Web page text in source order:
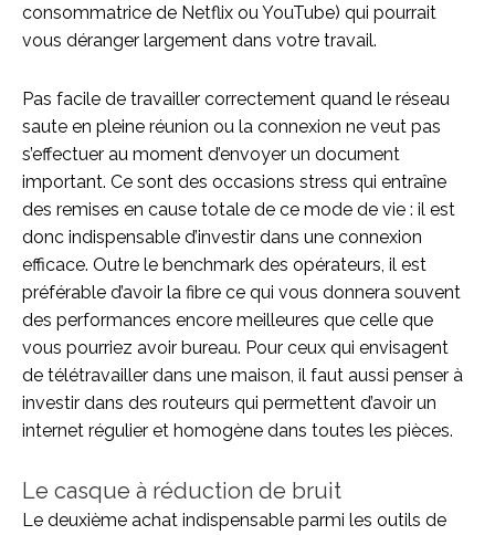
consommatrice de Netflix ou YouTube) qui pourrait
vous déranger largement dans votre travail.
Pas facile de travailler correctement quand le réseau
saute en pleine réunion ou la connexion ne veut pas
s’effectuer au moment d’envoyer un document
important. Ce sont des occasions stress qui entraîne
des remises en cause totale de ce mode de vie : il est
donc indispensable d’investir dans une connexion
efficace. Outre le benchmark des opérateurs, il est
préférable d’avoir la fibre ce qui vous donnera souvent
des performances encore meilleures que celle que
vous pourriez avoir bureau. Pour ceux qui envisagent
de télétravailler dans une maison, il faut aussi penser à
investir dans des routeurs qui permettent d’avoir un
internet régulier et homogène dans toutes les pièces.
Le casque à réduction de bruit
Le deuxième achat indispensable parmi les outils de